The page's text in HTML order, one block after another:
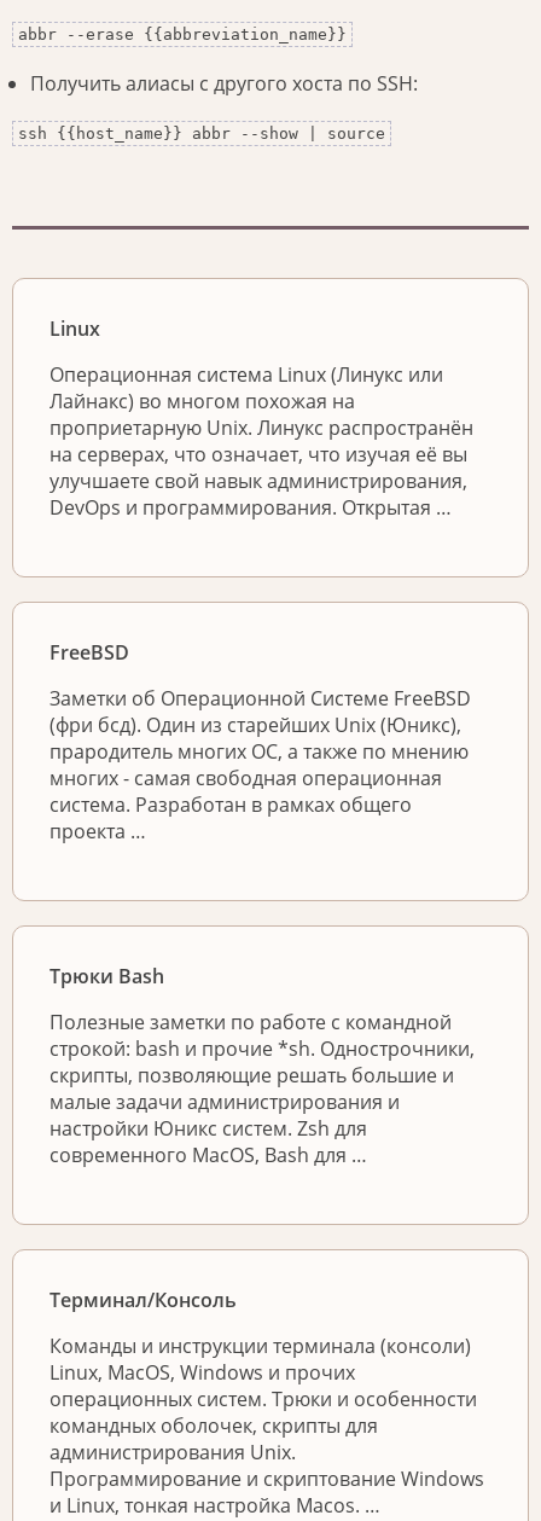
abbr --erase {{abbreviation_name}}
Получить алиасы с другого хоста по SSH:
ssh {{host_name}} abbr --show | source
Linux
Операционная система Linux (Линукс или
Лайнакс) во многом похожая на
проприетарную Unix. Линукс распространён
на серверах, что означает, что изучая её вы
улучшаете свой навык администрирования,
DevOps и программирования. Открытая …
FreeBSD
Заметки об Операционной Системе FreeBSD
(фри бсд). Один из старейших Unix (Юникс),
прародитель многих ОС, а также по мнению
многих - самая свободная операционная
система. Разработан в рамках общего
проекта …
Трюки Bash
Полезные заметки по работе с командной
строкой: bash и прочие *sh. Однострочники,
скрипты, позволяющие решать большие и
малые задачи администрирования и
настройки Юникс систем. Zsh для
современного MacOS, Bash для …
Терминал/Консоль
Команды и инструкции терминала (консоли)
Linux, MacOS, Windows и прочих
операционных систем. Трюки и особенности
командных оболочек, скрипты для
администрирования Unix.
Программирование и скриптование Windows
и Linux, тонкая настройка Macos. …